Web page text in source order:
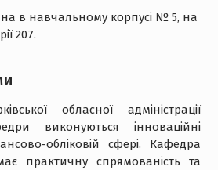
в навчальному корпусі № 5, на
207.
обласної адміністрації
виконуються інноваційні
обліковій сфері. Кафедра
практичну спрямованість та